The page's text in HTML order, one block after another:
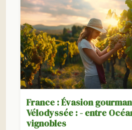
France : Évasion
Vélodyssée : - entre
vignobles